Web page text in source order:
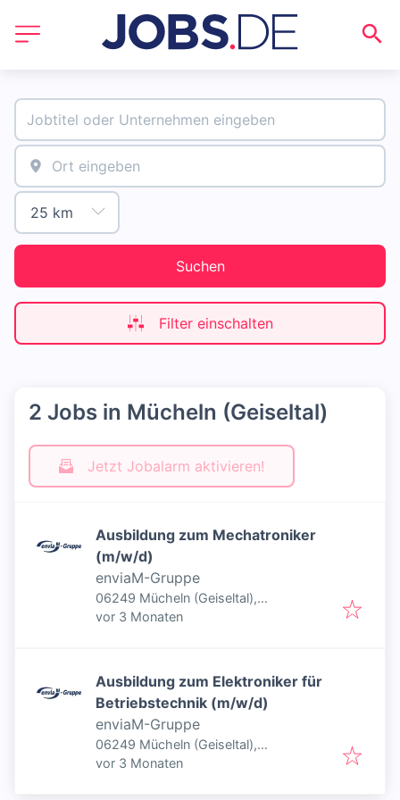
Suchen
Filter einschalten
2 Jobs in Mücheln (Geiseltal)
Jetzt Jobalarm aktivieren!
Ausbildung zum Mechatroniker
(m/w/d)
enviaM-Gruppe
06249 Mücheln (Geiseltal),
Deutschland
Veröffentlicht:
vor 3 Monaten
Ausbildung zum Elektroniker für
Betriebstechnik (m/w/d)
enviaM-Gruppe
06249 Mücheln (Geiseltal),
Deutschland
Veröffentlicht:
vor 3 Monaten